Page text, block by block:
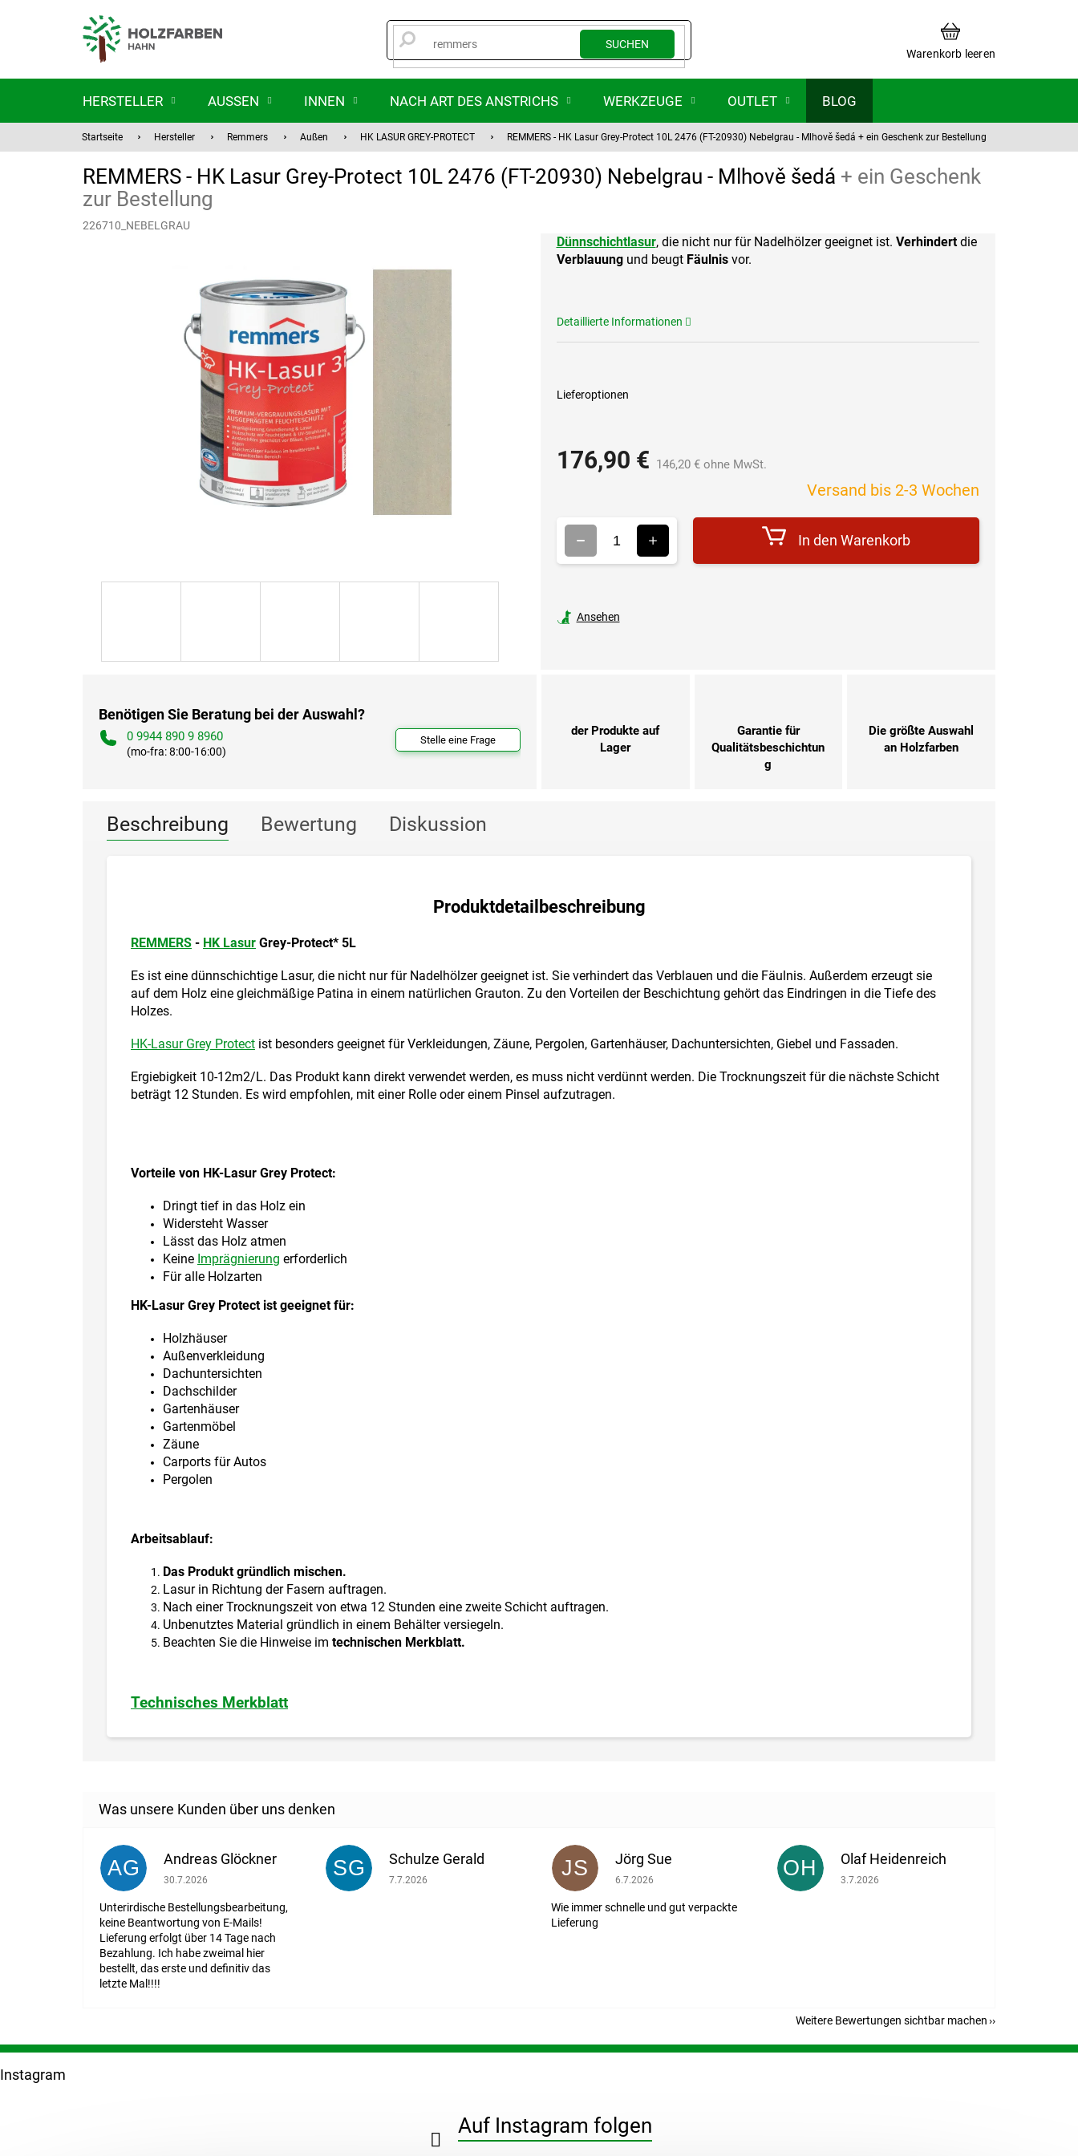
SUCHEN
WARENKORB
Warenkorb leeren
HERSTELLER AUSSEN INNEN NACH ART DES ANSTRICHS WERKZEUGE OUTLET BLOG
Startseite Hersteller Remmers Außen HK LASUR GREY-PROTECT REMMERS - HK Lasur Grey-Protect 10L 2476 (FT-20930) Nebelgrau - Mlhově šedá + ein Geschenk zur Bestellung
REMMERS - HK Lasur Grey-Protect 10L 2476 (FT-20930) Nebelgrau - Mlhově šedá + ein Geschenk
zur Bestellung
226710_NEBELGRAU
176,90 € 146,20 € ohne MwSt.
Versand bis 2-3 Wochen
Lieferoptionen
In den Warenkorb
Dünnschichtlasur, die nicht nur für Nadelhölzer geeignet ist. Verhindertdie
Verblauungund beugt Fäulnisvor.
Detaillierte Informationen
Ansehen
Benötigen Sie Beratung bei der Auswahl?
0 9944 890 9 8960
(mo-fra: 8:00-16:00)
Stelle eine Frage
der Produkte auf
Lager
Garantie für
Qualitätsbeschichtun
g
Die größte Auswahl
an Holzfarben
Beschreibung Bewertung Diskussion
Produktdetailbeschreibung
REMMERS - HK Lasur Grey-Protect* 5L
Es ist eine dünnschichtige Lasur, die nicht nur für Nadelhölzer geeignet ist. Sie verhindert das Verblauen und die Fäulnis. Außerdem erzeugt sie
auf dem Holz eine gleichmäßige Patina in einem natürlichen Grauton. Zu den Vorteilen der Beschichtung gehört das Eindringen in die Tiefe des
Holzes.
HK-Lasur Grey Protect ist besonders geeignet für Verkleidungen, Zäune, Pergolen, Gartenhäuser, Dachuntersichten, Giebel und Fassaden.
Ergiebigkeit 10-12m2/L. Das Produkt kann direkt verwendet werden, es muss nicht verdünnt werden. Die Trocknungszeit für die nächste Schicht
beträgt 12 Stunden. Es wird empfohlen, mit einer Rolle oder einem Pinsel aufzutragen.
Vorteile von HK-Lasur Grey Protect:
Dringt tief in das Holz ein
Widersteht Wasser
Lässt das Holz atmen
Keine Imprägnierung erforderlich
Für alle Holzarten
HK-Lasur Grey Protect ist geeignet für:
Holzhäuser
Außenverkleidung
Dachuntersichten
Dachschilder
Gartenhäuser
Gartenmöbel
Zäune
Carports für Autos
Pergolen
Arbeitsablauf:
Das Produkt gründlich mischen.
Lasur in Richtung der Fasern auftragen.
Nach einer Trocknungszeit von etwa 12 Stunden eine zweite Schicht auftragen.
Unbenutztes Material gründlich in einem Behälter versiegeln.
Beachten Sie die Hinweise im technischen Merkblatt.
Technisches Merkblatt
AG Andreas Glöckner
Die Shop-Bewertung beträgt 1 von 5 Sternen.
30.7.2026
Unterirdische Bestellungsbearbeitung,
keine Beantwortung von E-Mails!
Lieferung erfolgt über 14 Tage nach
Bezahlung. Ich habe zweimal hier
bestellt, das erste und definitiv das
letzte Mal!!!!
SG Schulze Gerald
Die Shop-Bewertung beträgt 5 von 5 Sternen.
7.7.2026 JS Jörg Sue
Die Shop-Bewertung beträgt 5 von 5 Sternen.
6.7.2026
Wie immer schnelle und gut verpackte
Lieferung
OH Olaf Heidenreich
Die Shop-Bewertung beträgt 5 von 5 Sternen.
3.7.2026
Weitere Bewertungen sichtbar machen
F
u
Instagram
Auf Instagram folgen